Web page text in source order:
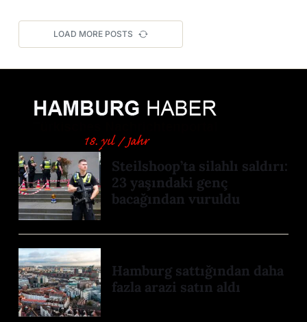
LOAD MORE POSTS
Steilshoop’ta silahlı saldırı:
23 yaşındaki genç
bacağından vuruldu
Hamburg sattığından daha
fazla arazi satın aldı